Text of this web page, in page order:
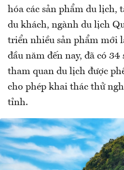
hóa các sản phẩm du lịch,
du khách, ngành du lịch
triển nhiều sản phẩm mới
đầu năm đến nay, đã có
tham quan du lịch được
cho phép khai thác thử
tỉnh.